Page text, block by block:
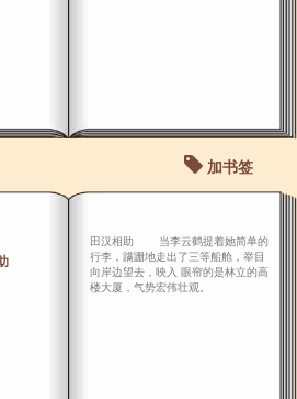
加书签
田汉相助 当李云鹤提着她简单的
行李，蹒跚地走出了三等船舱，举目
向岸边望去，映入 眼帘的是林立的高
楼大厦，气势宏伟壮观。